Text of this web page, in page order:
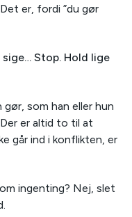
er, fordi ”du gør
Stop. Hold lige
som han eller hun
er altid to til at
går ind i konflikten, er
ingenting? Nej, slet